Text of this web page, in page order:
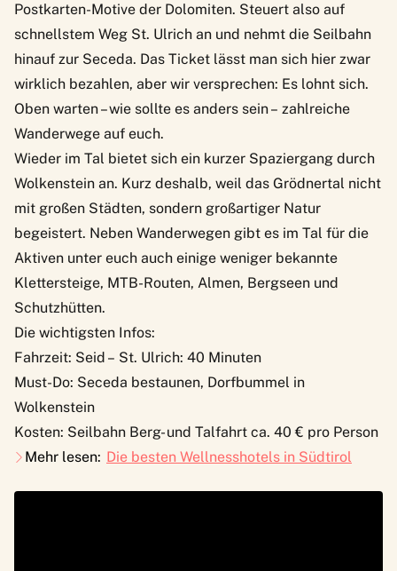
Postkarten-Motive der Dolomiten. Steuert also auf
schnellstem Weg St. Ulrich an und nehmt die Seilbahn
hinauf zur Seceda. Das Ticket lässt man sich hier zwar
wirklich bezahlen, aber wir versprechen: Es lohnt sich.
Oben warten – wie sollte es anders sein – zahlreiche
Wanderwege auf euch.
Wieder im Tal bietet sich ein kurzer Spaziergang durch
Wolkenstein an. Kurz deshalb, weil das Grödnertal nicht
mit großen Städten, sondern großartiger Natur
begeistert. Neben Wanderwegen gibt es im Tal für die
Aktiven unter euch auch einige weniger bekannte
Klettersteige, MTB-Routen, Almen, Bergseen und
Schutzhütten.
Die wichtigsten Infos:
Fahrzeit: Seid – St. Ulrich: 40 Minuten
Must-Do: Seceda bestaunen, Dorfbummel in
Wolkenstein
Kosten: Seilbahn Berg- und Talfahrt ca. 40 € pro Person
Mehr lesen: Die besten Wellnesshotels in Südtirol